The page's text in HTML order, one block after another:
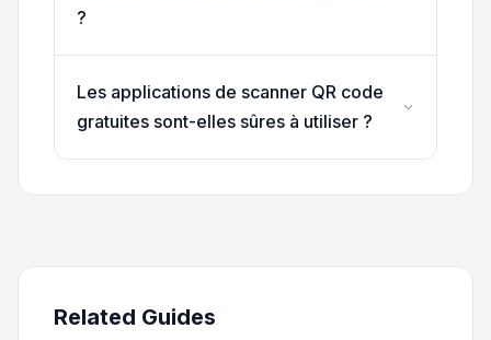
?
Les applications de scanner QR code
gratuites sont-elles sûres à utiliser ?
Related Guides